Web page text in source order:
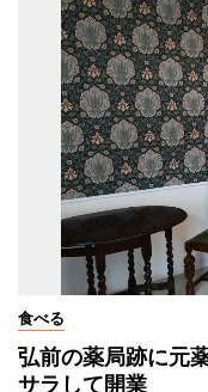
食べる
弘前の薬局跡に元
サラして開業